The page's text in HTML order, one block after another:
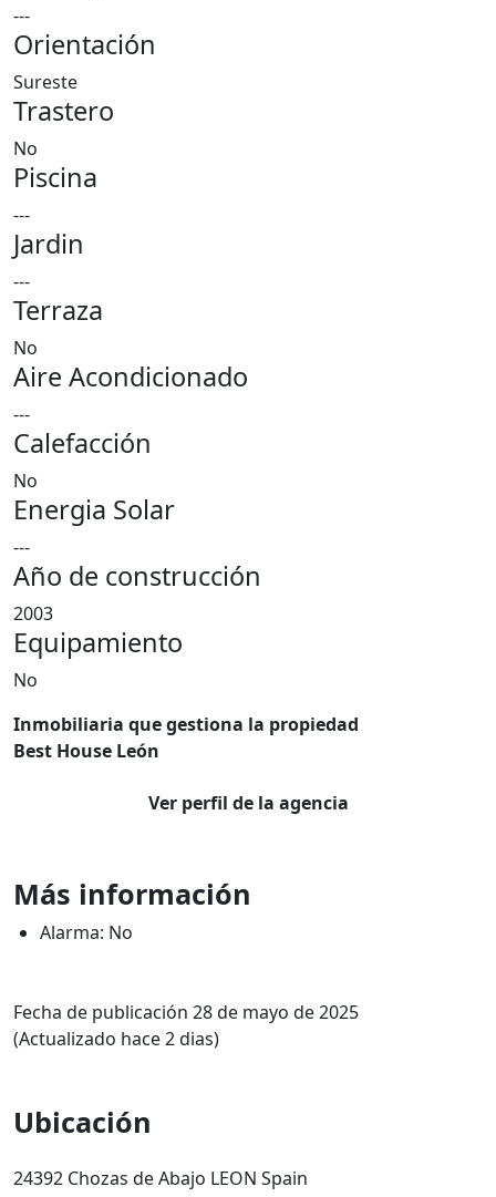
---
Orientación
Sureste
Trastero
No
Piscina
---
Jardin
---
Terraza
No
Aire Acondicionado
---
Calefacción
No
Energia Solar
---
Año de construcción
2003
Equipamiento
No
Inmobiliaria que gestiona la propiedad
Best House León
Ver perfil de la agencia
Más información
Alarma: No
Fecha de publicación 28 de mayo de 2025
(Actualizado hace 2 dias)
Ubicación
24392 Chozas de Abajo LEON Spain